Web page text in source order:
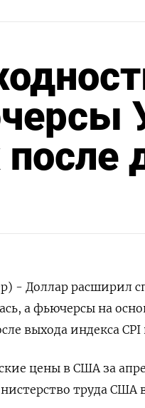
- Доллар расширил
а фьючерсы на
выхода индекса
цены в США за
труда США